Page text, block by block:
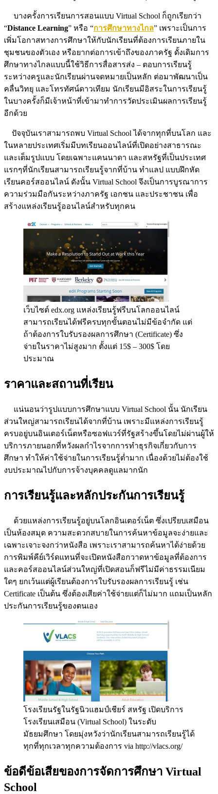
บางครั้งการเรียนการสอนแบบ Virtual School ก็ถูกเรียกว่า
“Distance Learning” หรือ “การศึกษาทางไกล” เพราะเป็นการ
เพิ่มโอกาสทางการศึกษาให้กับนักเรียนที่ต้องการเรียนภายใน
ชุมชนของตัวเอง หรือยากต่อการเข้าถึงของภาครัฐ ดั้งเดิมการ
ศึกษาทางไกลแบบนี้ใช้วิธีการสื่อสารส่ง – ตอบการเรียนรู้
ระหว่างครูและนักเรียนผ่านจดหมายเป็นหลัก ต่อมาพัฒนาเป็น
คลื่นวิทยุ และโทรทัศน์ดาวเทียม นักเรียนมีอิสระในการเรียนรู้
ในบางครั้งก็มีเจ้าหน้าที่เข้ามาทำการวัดประเมินผลการเรียนรู้
อีกด้วย
ปัจจุบันเราสามารถพบ Virtual School ได้จากทุกที่บนโลก และ
ในหลายประเทศเริ่มมีบทเรียนออนไลน์ที่เปิดอย่างสาธารณะ
และเต็มรูปแบบ โดยเฉพาะแคนนาดา และสหรัฐที่เป็นประเทศ
แรกๆที่นักเรียนสามารถเรียนรู้จากที่บ้าน ทำแลป แบบฝึกหัด
เรียนคอร์สออนไลน์ ดังนั้น Virtual School จึงเป็นการบูรณาการ
ความร่วมมือกันระหว่างภาครัฐ เอกชน และประชาชน เพื่อ
สร้างแหล่งเรียนรู้ออนไลน์สำหรับทุกคน
เว็บไซต์ edx.org แหล่งเรียนรู้ฟรีบนโลกออนไลน์
สามารถเรียนได้ฟรีครบทุกขั้นตอนไม่มีข้อจำกัด แต่
ถ้าต้องการใบรับรองผลการศึกษา (Certificate) ซึ่ง
จ่ายในราคาไม่สูงมาก ตั้งแต่ 15$ – 300$ โดย
ประมาณ
ราคาและสถานที่เรียน
แน่นอนว่ารูปแบบการศึกษาแบบ Virtual School นั้น นักเรียน
ส่วนใหญ่สามารถเรียนได้จากที่บ้าน เพราะมีแหล่งการเรียนรู้
ครบอยู่บนอินเตอร์เน็ตหรือซอฟแวร์ที่รัฐสร้างขึ้นโดยไม่ผ่านผู้ให้
บริการภายนอกที่หวังผลกำไรจากการทำธุรกิจเกี่ยวกับการ
ศึกษา ทำให้ค่าใช้จ่ายในการเรียนรู้ต่ำมาก เนื่องด้วยไม่ต้องใช้
งบประมาณไปกับการจ้างบุคคลดูแลมากนัก
การเรียนรู้และหลักประกันการเรียนรู้
ด้วยแหล่งการเรียนรู้อยู่บนโลกอินเตอร์เน็ต ซึ่งเปรียบเสมือน
เป็นห้องสมุด ความสะดวกสบายในการค้นหาข้อมูลจะง่ายและ
เฉพาะเจาะจงกว่าหนังสือ เพราะเราสามารถค้นหาได้ง่ายด้วย
การพิมพ์คีย์เวิร์ดแทนที่จะเปิดหนังสือกวาดหาข้อมูลที่ต้องการ
และคอร์สออนไลน์ส่วนใหญ่ที่เปิดสอนก็ฟรีไม่มีค่าธรรมเนียม
ใดๆ ยกเว้นแต่ผู้เรียนต้องการใบรับรองผลการเรียนรู้ เช่น
Certificate เป็นต้น ซึ่งต้องเสียค่าใช้จ่ายแต่ก็ไม่มาก แถมเป็นหลัก
ประกันการเรียนรู้ของตนเอง
โรงเรียนรัฐในรัฐนิวแฮมป์เชียร์ สหรัฐ เปิดบริการ
โรงเรียนเสมือน (Virtual School) ในระดับ
มัธยมศึกษา โดยมุ่งหวังว่านักเรียนสามารถเรียนรู้ได้
ทุกที่ทุกเวลาทุกความต้องการ via http://vlacs.org/
ข้อดีข้อเสียของการจัดการศึกษา Virtual
School